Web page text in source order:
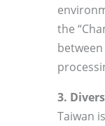
the
3.
Taiwan